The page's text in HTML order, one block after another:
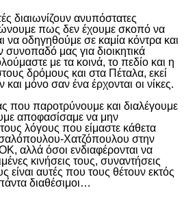
διαιωνίζουν ανυπόστατες
πως δεν έχουμε σκοπό να
να οδηγηθούμε σε καμία κόντρα και
μας για διοικητικά
με τα κοινά, το πεδίο και η
δρόμους και στα Πέταλα, εκεί
μόνο σαν ένα έρχονται οι νίκες.
που παροτρύνουμε και διαλέγουμε
αποφασίσαμε να μην
λόγους που είμαστε κάθετα
Χατζόπουλου στην
αλλά όσοι ενδιαφέρονται να
κινήσεις τους, συναντήσεις
είναι αυτές που τους θέτουν εκτός
διαθέσιμοι…